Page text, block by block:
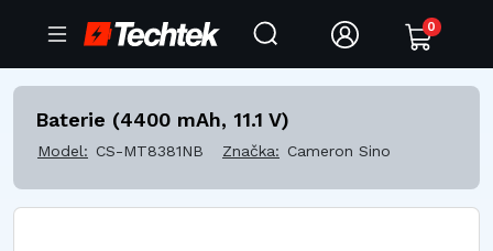
0
Baterie (4400 mAh, 11.1 V)
Model: CS-MT8381NB Značka: Cameron Sino